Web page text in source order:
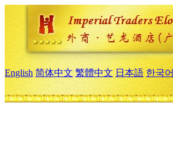
English 简体中文 繁體中文 日本語 한국어